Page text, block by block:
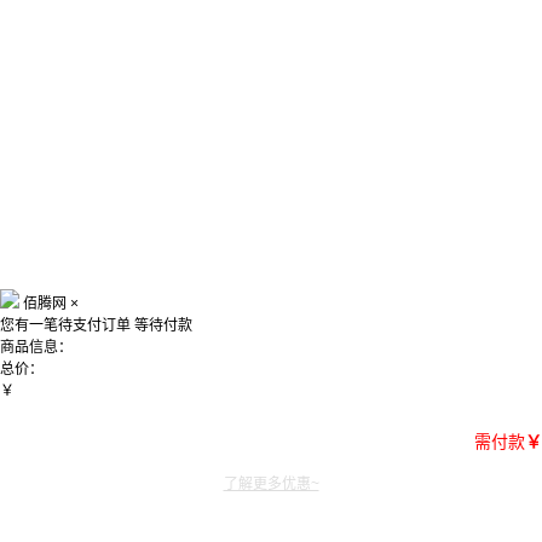
佰腾网 ×
您有一笔待支付订单 等待付款
商品信息：
总价：
￥
需付款￥
了解更多优惠~